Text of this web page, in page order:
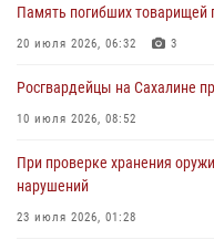
Сводка вневедомственной
24 июля 2026, 05:58
Память погибших товарищей
20 июля 2026, 06:32 3
Росгвардейцы на Сахалине
10 июля 2026, 08:52
При проверке хранения
нарушений
23 июля 2026, 01:28